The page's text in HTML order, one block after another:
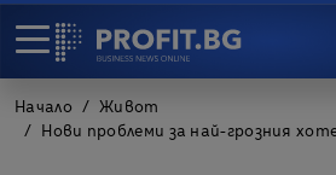
Начало
Живот
Нови проблеми за най-грозния